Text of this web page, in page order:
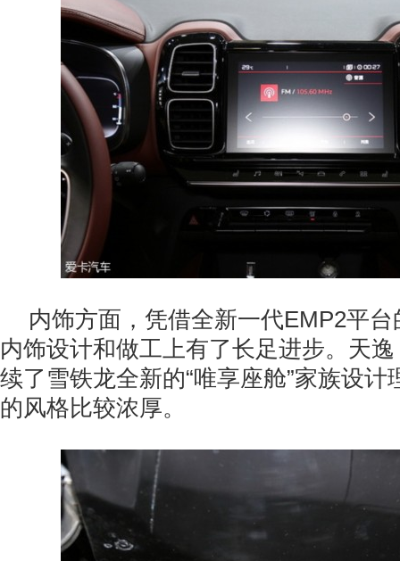
内饰方面，凭借全新一代EMP2平
内饰设计和做工上有了长足进步。天
续了雪铁龙全新的“唯享座舱”家族设计
的风格比较浓厚。